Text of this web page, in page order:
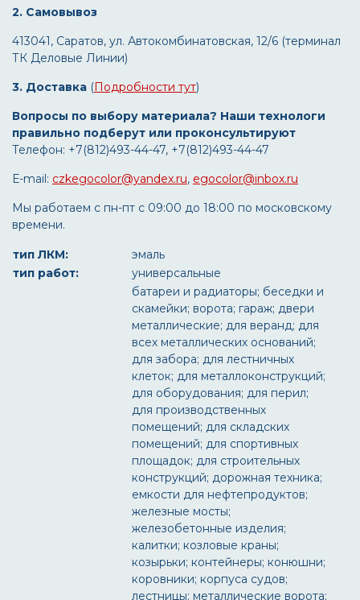
2. Самовывоз
413041, Саратов, ул. Автокомбинатовская, 12/6 (терминал
ТК Деловые Линии)
3. Доставка (Подробности тут)
Вопросы по выбору материала? Наши технологи
правильно подберут или проконсультируют
Телефон: +7(812)493-44-47, +7(812)493-44-47
Е-mail: czkegocolor@yandex.ru, egocolor@inbox.ru
Мы работаем с пн-пт с 09:00 до 18:00 по московскому
времени.
тип ЛКМ:
эмаль
тип работ:
универсальные
батареи и радиаторы; беседки и
скамейки; ворота; гараж; двери
металлические; для веранд; для
всех металлических оснований;
для забора; для лестничных
клеток; для металлоконструкций;
для оборудования; для перил;
для производственных
помещений; для складских
помещений; для спортивных
площадок; для строительных
конструкций; дорожная техника;
емкости для нефтепродуктов;
железные мосты;
железобетонные изделия;
калитки; козловые краны;
козырьки; контейнеры; конюшни;
коровники; корпуса судов;
лестницы; металлические ворота;